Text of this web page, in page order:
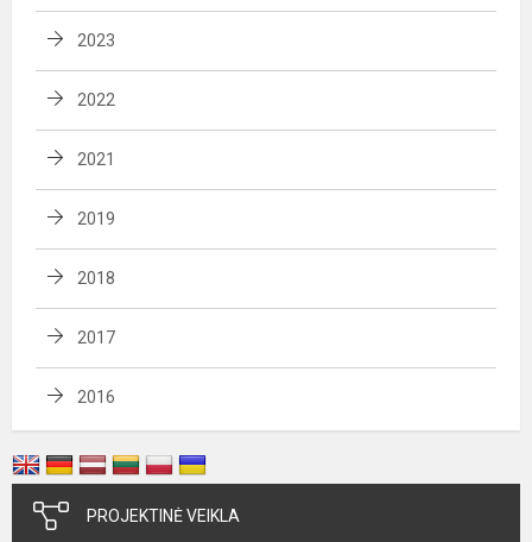
2023
2022
2021
2019
2018
2017
2016
PROJEKTINĖ VEIKLA